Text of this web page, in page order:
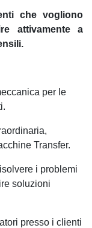
che vogliono
attivamente a
per le
Transfer.
i problemi
soluzioni
presso i clienti